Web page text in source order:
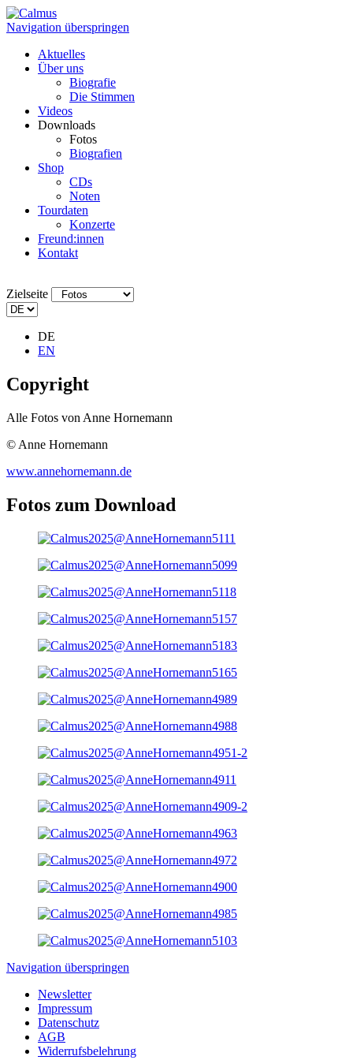
Navigation überspringen
Aktuelles
Über uns
Biografie
Die Stimmen
Videos
Downloads
Fotos
Biografien
Shop
CDs
Noten
Tourdaten
Konzerte
Freund:innen
Kontakt
Zielseite
DE
EN
Copyright
Alle Fotos von Anne Hornemann
© Anne Hornemann
www.annehornemann.de
Fotos zum Download
Navigation überspringen
Newsletter
Impressum
Datenschutz
AGB
Widerrufsbelehrung